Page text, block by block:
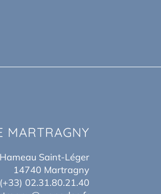
MARTRAGNY
Saint-Léger
14740 Martragny
(+33) 02.31.80.21.40